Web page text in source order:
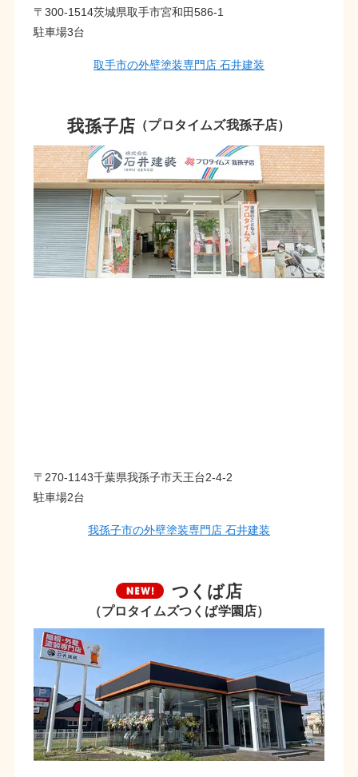
〒300-1514茨城県取手市宮和田586-1
駐車場3台
取手市の外壁塗装専門店 石井建装
我孫子店 （プロタイムズ我孫子店）
〒270-1143千葉県我孫子市天王台2-4-2
駐車場2台
我孫子市の外壁塗装専門店 石井建装
つくば店
（プロタイムズつくば学園店）